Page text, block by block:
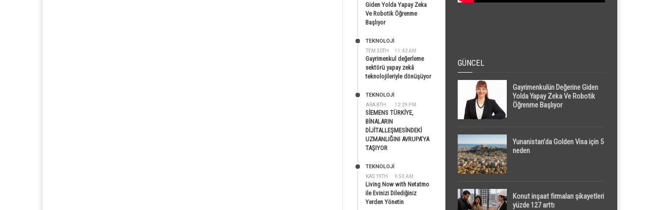
Giden Yolda Yapay Zeka
Ve Robotik Öğrenme
Başlıyor
TEM 30TH 11:42 AM
TEKNOLOJİ
Gayrimenkul değerleme
sektörü yapay zekâ
teknolojileriyle dönüşüyor
ARA 8TH 12:29 PM
TEKNOLOJİ
SİEMENS TÜRKİYE,
BİNALARIN
DİJİTALLEŞMESİNDEKİ
UZMANLIĞINI AVRUPA’YA
TAŞIYOR
KAS 19TH 9:50 AM
TEKNOLOJİ
Living Now with Netatmo
ile Evinizi Dilediğiniz
Yerden Yönetin
GÜNCEL
Gayrimenkulün Değerine Giden
Yolda Yapay Zeka Ve Robotik
Öğrenme Başlıyor
Yunanistan’da Golden Visa için 5
neden
Konut inşaat firmaları şikayetleri
yüzde 127 arttı